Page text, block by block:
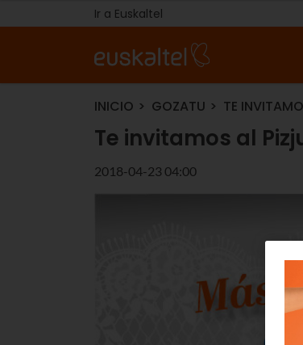
Ir a Euskaltel
INICIO GOZATU TE
Te invitamos al
2018-04-23 04:00